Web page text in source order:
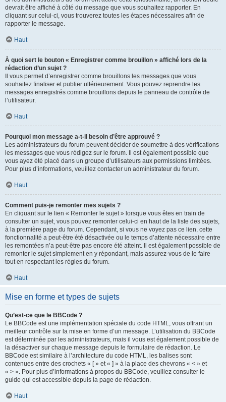
devrait être affiché à côté du message que vous souhaitez rapporter. En
cliquant sur celui-ci, vous trouverez toutes les étapes nécessaires afin de
rapporter le message.
Haut
À quoi sert le bouton « Enregistrer comme brouillon » affiché lors de la
rédaction d’un sujet ?
Il vous permet d’enregistrer comme brouillons les messages que vous
souhaitez finaliser et publier ultérieurement. Vous pouvez reprendre les
messages enregistrés comme brouillons depuis le panneau de contrôle de
l’utilisateur.
Haut
Pourquoi mon message a-t-il besoin d’être approuvé ?
Les administrateurs du forum peuvent décider de soumettre à des vérifications
les messages que vous rédigez sur le forum. Il est également possible que
vous ayez été placé dans un groupe d’utilisateurs aux permissions limitées.
Pour plus d’informations, veuillez contacter un administrateur du forum.
Haut
Comment puis-je remonter mes sujets ?
En cliquant sur le lien « Remonter le sujet » lorsque vous êtes en train de
consulter un sujet, vous pouvez remonter celui-ci en haut de la liste des sujets,
à la première page du forum. Cependant, si vous ne voyez pas ce lien, cette
fonctionnalité a peut-être été désactivée ou le temps d’attente nécessaire entre
les remontées n’a peut-être pas encore été atteint. Il est également possible de
remonter le sujet simplement en y répondant, mais assurez-vous de le faire
tout en respectant les règles du forum.
Haut
Mise en forme et types de sujets
Qu’est-ce que le BBCode ?
Le BBCode est une implémentation spéciale du code HTML, vous offrant un
meilleur contrôle sur la mise en forme d’un message. L’utilisation du BBCode
est déterminée par les administrateurs, mais il vous est également possible de
la désactiver sur chaque message depuis le formulaire de rédaction. Le
BBCode est similaire à l’architecture du code HTML, les balises sont
contenues entre des crochets « [ » et « ] » à la place des chevrons « < » et
« > ». Pour plus d’informations à propos du BBCode, veuillez consulter le
guide qui est accessible depuis la page de rédaction.
Haut